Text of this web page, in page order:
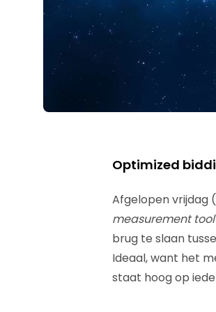
Optimized
Afgelopen vrijdag
measurement tool
brug te slaan
Ideaal, want het
staat hoog op